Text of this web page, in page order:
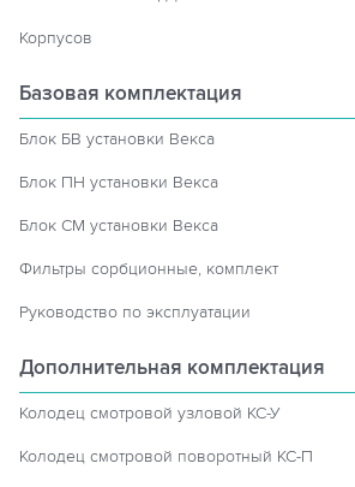
Корпусов
Базовая комплектация
Блок БВ установки Векса
Блок ПН установки Векса
Блок СМ установки Векса
Фильтры сорбционные, комплект
Руководство по эксплуатации
Дополнительная комплектация
Колодец смотровой узловой КС-У
Колодец смотровой поворотный КС-П